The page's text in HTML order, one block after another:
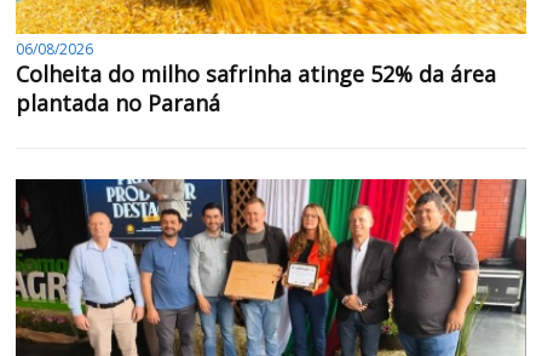
06/08/2026
Colheita do milho safrinha atinge 52% da área
plantada no Paraná